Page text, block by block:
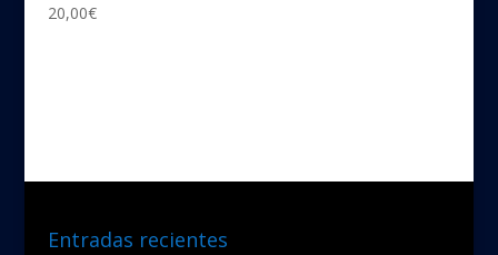
20,00€
Entradas recientes